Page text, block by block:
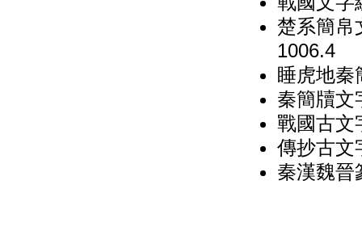
楚系簡帛
1006.4
睡虎地秦
秦簡牘文
戰國古文
傳抄古文
秦漢魏晉